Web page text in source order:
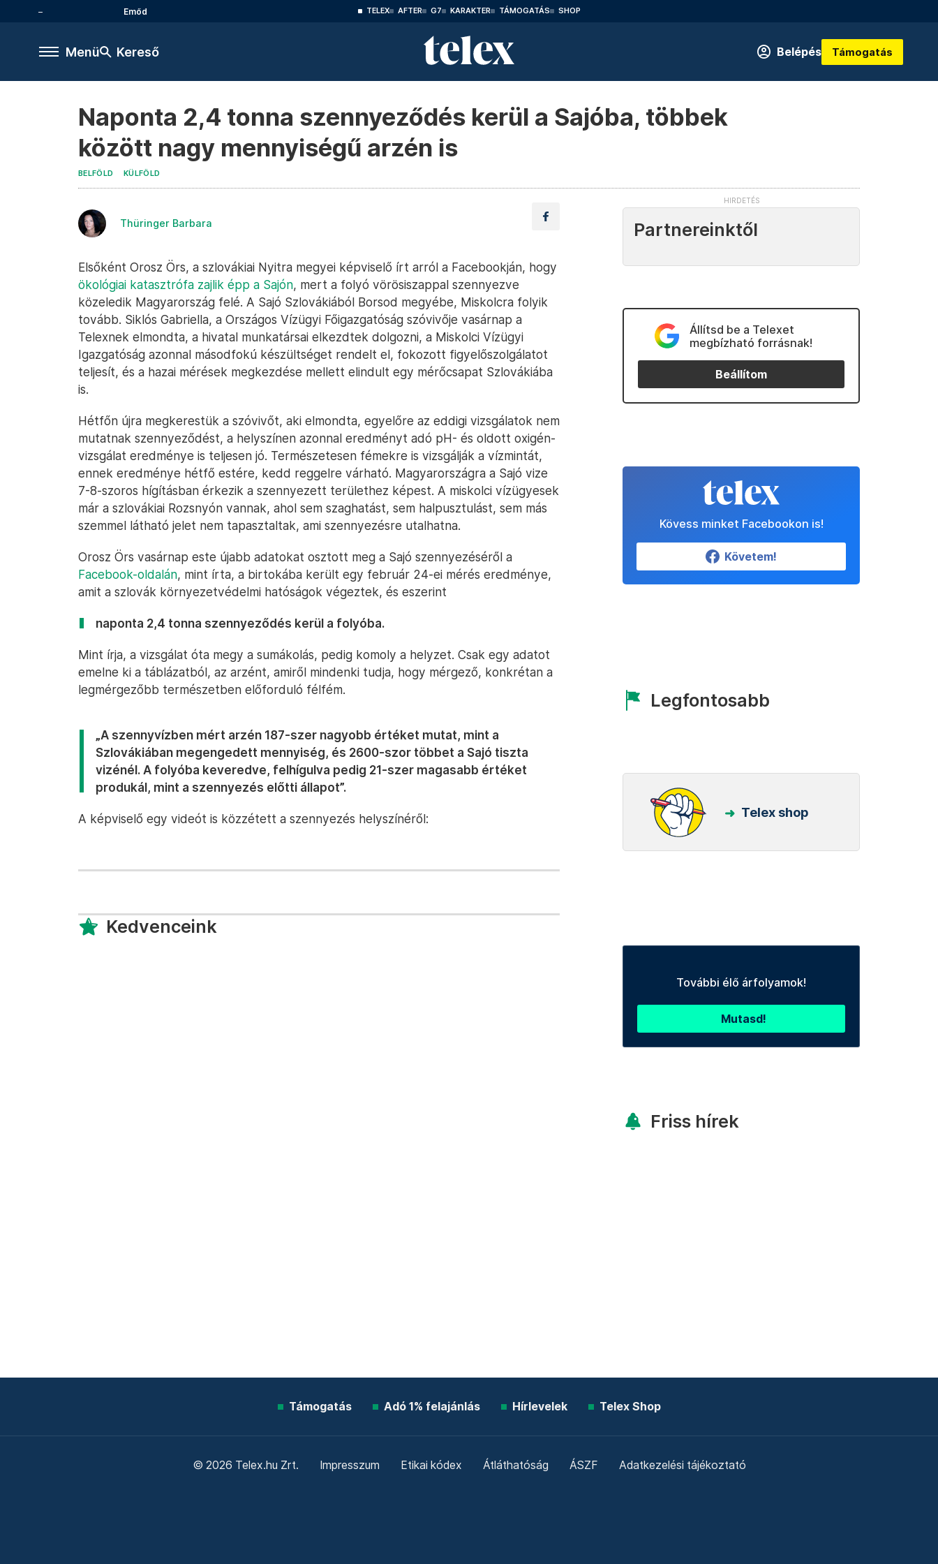
Emőd TELEX AFTER G7 KARAKTER TÁMOGATÁS SHOP
Menü Kereső Belépés Támogatás
Naponta 2,4 tonna szennyeződés kerül a Sajóba, többek
között nagy mennyiségű arzén is
BELFÖLD KÜLFÖLD
Thüringer Barbara
Elsőként Orosz Örs, a szlovákiai Nyitra megyei képviselő írt arról a Facebookján, hogy
ökológiai katasztrófa zajlik épp a Sajón, mert a folyó vörösiszappal szennyezve
közeledik Magyarország felé. A Sajó Szlovákiából Borsod megyébe, Miskolcra folyik
tovább. Siklós Gabriella, a Országos Vízügyi Főigazgatóság szóvivője vasárnap a
Telexnek elmondta, a hivatal munkatársai elkezdtek dolgozni, a Miskolci Vízügyi
Igazgatóság azonnal másodfokú készültséget rendelt el, fokozott figyelőszolgálatot
teljesít, és a hazai mérések megkezdése mellett elindult egy mérőcsapat Szlovákiába
is.
Hétfőn újra megkerestük a szóvivőt, aki elmondta, egyelőre az eddigi vizsgálatok nem
mutatnak szennyeződést, a helyszínen azonnal eredményt adó pH- és oldott oxigén-
vizsgálat eredménye is teljesen jó. Természetesen fémekre is vizsgálják a vízmintát,
ennek eredménye hétfő estére, kedd reggelre várható. Magyarországra a Sajó vize
7-8-szoros hígításban érkezik a szennyezett területhez képest. A miskolci vízügyesek
már a szlovákiai Rozsnyón vannak, ahol sem szaghatást, sem halpusztulást, sem más
szemmel látható jelet nem tapasztaltak, ami szennyezésre utalhatna.
Orosz Örs vasárnap este újabb adatokat osztott meg a Sajó szennyezéséről a
Facebook-oldalán, mint írta, a birtokába került egy február 24-ei mérés eredménye,
amit a szlovák környezetvédelmi hatóságok végeztek, és eszerint
naponta 2,4 tonna szennyeződés kerül a folyóba.
Mint írja, a vizsgálat óta megy a sumákolás, pedig komoly a helyzet. Csak egy adatot
emelne ki a táblázatból, az arzént, amiről mindenki tudja, hogy mérgező, konkrétan a
legmérgezőbb természetben előforduló félfém.
„A szennyvízben mért arzén 187-szer nagyobb értéket mutat, mint a
Szlovákiában megengedett mennyiség, és 2600-szor többet a Sajó tiszta
vizénél. A folyóba keveredve, felhígulva pedig 21-szer magasabb értéket
produkál, mint a szennyezés előtti állapot”.
A képviselő egy videót is közzétett a szennyezés helyszínéről:
Kedvenceink
Partnereinktől
Állítsd be a Telexet
megbízható forrásnak!
Beállítom
Kövess minket Facebookon is!
Követem!
Legfontosabb
Telex shop
További élő árfolyamok!
Mutasd!
Friss hírek
Támogatás Adó 1% felajánlás Hírlevelek Telex Shop
© 2026 Telex.hu Zrt. Impresszum Etikai kódex Átláthatóság ÁSZF Adatkezelési tájékoztató